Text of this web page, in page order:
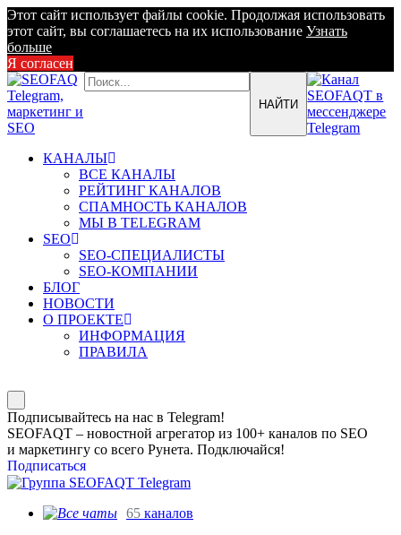
Этот сайт использует файлы cookie. Продолжая использовать
этот сайт, вы соглашаетесь на их использование Узнать
больше
Я согласен
КАНАЛЫ
ВСЕ КАНАЛЫ
РЕЙТИНГ КАНАЛОВ
СПАМНОСТЬ КАНАЛОВ
МЫ В TELEGRAM
SEO
SEO-СПЕЦИАЛИСТЫ
SEO-КОМПАНИИ
БЛОГ
НОВОСТИ
О ПРОЕКТЕ
ИНФОРМАЦИЯ
ПРАВИЛА
Подписывайтесь на нас в Telegram!
SEOFAQT – новостной агрегатор из 100+ каналов по SEO
и маркетингу со всего Рунета. Подключайся!
Подписаться
65 каналов